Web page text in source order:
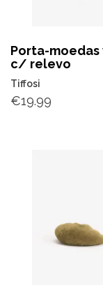
Porta-moedas
c/ relevo
Tiffosi
€19.99